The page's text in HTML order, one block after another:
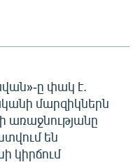
ը փակ է.
մարզիկներն
առաջնությանը
են
կիրճում